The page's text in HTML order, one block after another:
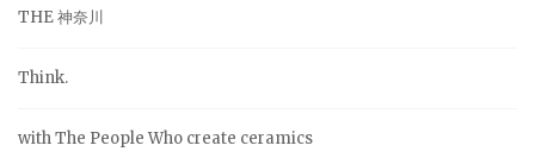
THE 神奈川
Think.
with The People Who create ceramics